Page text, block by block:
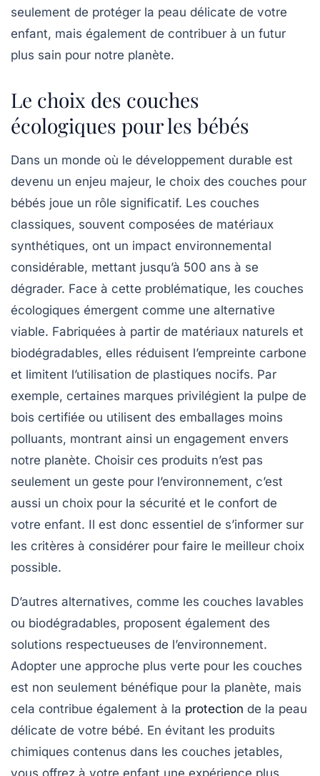
seulement de protéger la peau délicate de votre
enfant, mais également de contribuer à un futur
plus sain pour notre planète.
Le choix des couches
écologiques pour les bébés
Dans un monde où le développement durable est
devenu un enjeu majeur, le choix des couches pour
bébés joue un rôle significatif. Les couches
classiques, souvent composées de matériaux
synthétiques, ont un impact environnemental
considérable, mettant jusqu’à 500 ans à se
dégrader. Face à cette problématique, les couches
écologiques émergent comme une alternative
viable. Fabriquées à partir de matériaux naturels et
biodégradables, elles réduisent l’empreinte carbone
et limitent l’utilisation de plastiques nocifs. Par
exemple, certaines marques privilégient la pulpe de
bois certifiée ou utilisent des emballages moins
polluants, montrant ainsi un engagement envers
notre planète. Choisir ces produits n’est pas
seulement un geste pour l’environnement, c’est
aussi un choix pour la sécurité et le confort de
votre enfant. Il est donc essentiel de s’informer sur
les critères à considérer pour faire le meilleur choix
possible.
D’autres alternatives, comme les couches lavables
ou biodégradables, proposent également des
solutions respectueuses de l’environnement.
Adopter une approche plus verte pour les couches
est non seulement bénéfique pour la planète, mais
cela contribue également à la protection de la peau
délicate de votre bébé. En évitant les produits
chimiques contenus dans les couches jetables,